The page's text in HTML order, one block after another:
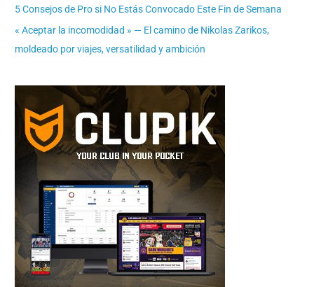
5 Consejos de Pro si No Estás Convocado Este Fin de Semana
« Aceptar la incomodidad » — El camino de Nikolas Zarikos,
moldeado por viajes, versatilidad y ambición